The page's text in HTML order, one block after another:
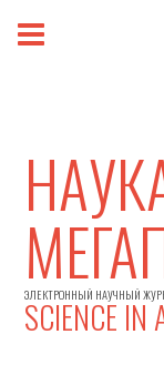
ЭЛЕКТРОННЫЙ НАУЧНЫЙ
SCIENCE IN